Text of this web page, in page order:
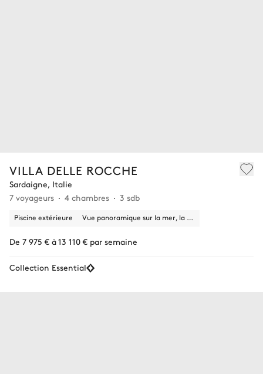
VILLA DELLE ROCCHE
Sardaigne, Italie
7 voyageurs
4 chambres 3 sdb
Piscine extérieure Vue panoramique sur la mer, la nature
De 7 975 € à 13 110 € par semaine
Collection Essential